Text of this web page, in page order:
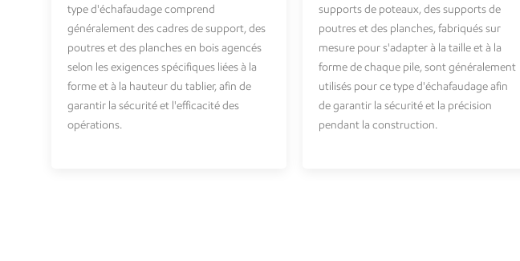
type d'échafaudage comprend
généralement des cadres de support, des
poutres et des planches en bois agencés
selon les exigences spécifiques liées à la
forme et à la hauteur du tablier, afin de
garantir la sécurité et l'efficacité des
opérations.
supports de poteaux, des supports de
poutres et des planches, fabriqués sur
mesure pour s'adapter à la taille et à la
forme de chaque pile, sont généralement
utilisés pour ce type d'échafaudage afin
de garantir la sécurité et la précision
pendant la construction.